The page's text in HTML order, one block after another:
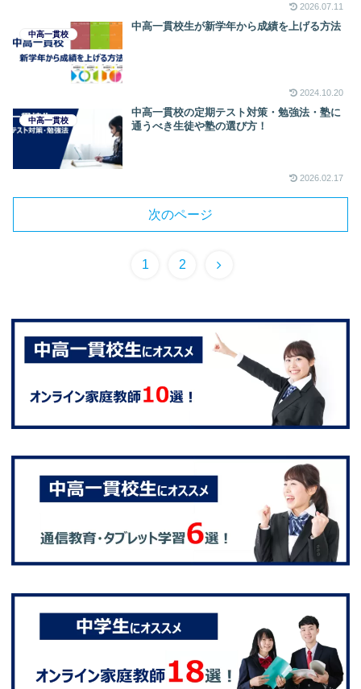
2026.07.11
中高一貫校
中高一貫校生が新学年から成績を上げる方法
2024.10.20
中高一貫校
中高一貫校の定期テスト対策・勉強法・塾に
通うべき生徒や塾の選び方！
2026.02.17
次のページ
1 2